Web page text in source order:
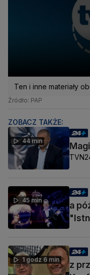
Ten i inne materiały
Źródło: PAP
ZOBACZ TAKŻE:
44 min
45 min
a
1 godz 6 min
z